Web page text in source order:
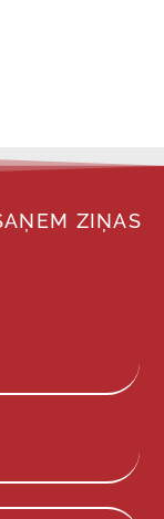
ZIŅAS